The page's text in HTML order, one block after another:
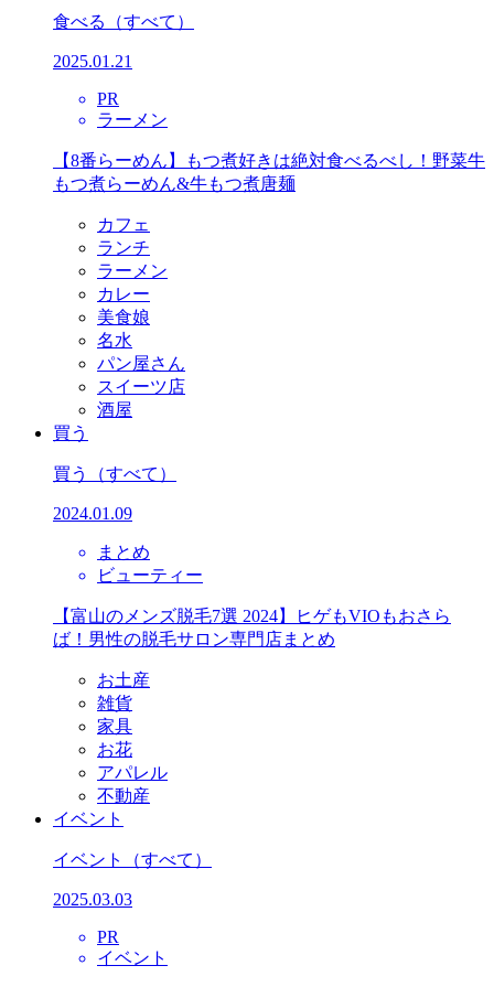
食べる （すべて）
2025.01.21
PR
ラーメン
【8番らーめん】もつ煮好きは絶対食べるべし！野菜牛
もつ煮らーめん&牛もつ煮唐麺
カフェ
ランチ
ラーメン
カレー
美食娘
名水
パン屋さん
スイーツ店
酒屋
買う
買う （すべて）
2024.01.09
まとめ
ビューティー
【富山のメンズ脱毛7選 2024】ヒゲもVIOもおさら
ば！男性の脱毛サロン専門店まとめ
お土産
雑貨
家具
お花
アパレル
不動産
イベント
イベント （すべて）
2025.03.03
PR
イベント